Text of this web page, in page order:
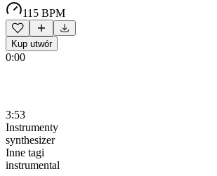
115 BPM
Kup utwór
0:00
3:53
Instrumenty
synthesizer
Inne tagi
instrumental